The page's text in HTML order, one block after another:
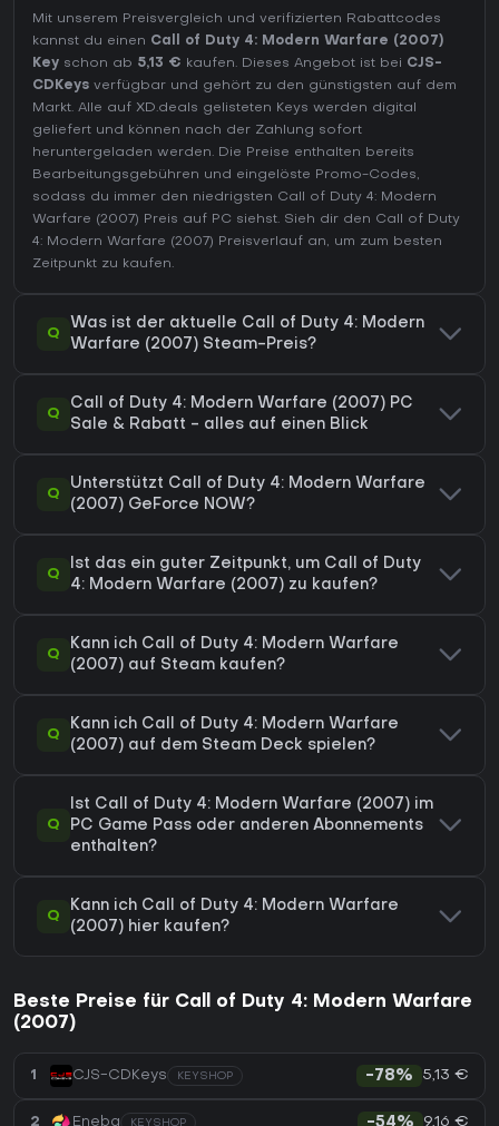
Mit unserem Preisvergleich und verifizierten Rabattcodes
kannst du einen Call of Duty 4: Modern Warfare (2007)
Key schon ab 5,13 € kaufen. Dieses Angebot ist bei CJS-
CDKeys verfügbar und gehört zu den günstigsten auf dem
Markt. Alle auf XD.deals gelisteten Keys werden digital
geliefert und können nach der Zahlung sofort
heruntergeladen werden. Die Preise enthalten bereits
Bearbeitungsgebühren und eingelöste Promo-Codes,
sodass du immer den niedrigsten Call of Duty 4: Modern
Warfare (2007) Preis auf PC siehst. Sieh dir den Call of Duty
4: Modern Warfare (2007) Preisverlauf an, um zum besten
Zeitpunkt zu kaufen.
Q
Was ist der aktuelle Call of Duty 4: Modern
Warfare (2007) Steam-Preis?
Q
Call of Duty 4: Modern Warfare (2007) PC
Sale & Rabatt - alles auf einen Blick
Q
Unterstützt Call of Duty 4: Modern Warfare
(2007) GeForce NOW?
Q
Ist das ein guter Zeitpunkt, um Call of Duty
4: Modern Warfare (2007) zu kaufen?
Q
Kann ich Call of Duty 4: Modern Warfare
(2007) auf Steam kaufen?
Q
Kann ich Call of Duty 4: Modern Warfare
(2007) auf dem Steam Deck spielen?
Q
Ist Call of Duty 4: Modern Warfare (2007) im
PC Game Pass oder anderen Abonnements
enthalten?
Q
Kann ich Call of Duty 4: Modern Warfare
(2007) hier kaufen?
Beste Preise für Call of Duty 4: Modern Warfare
(2007)
1 CJS-CDKeys KEYSHOP -78% 5,13 €
2 Eneba KEYSHOP -54% 9,16 €